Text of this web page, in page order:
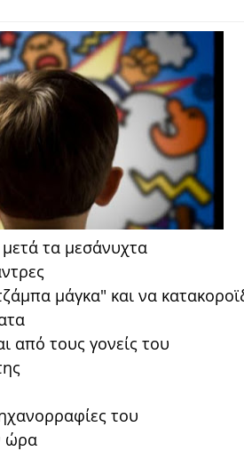
τα μεσάνυχτα
μάγκα" και να
από τους γονείς του
του
ώρα